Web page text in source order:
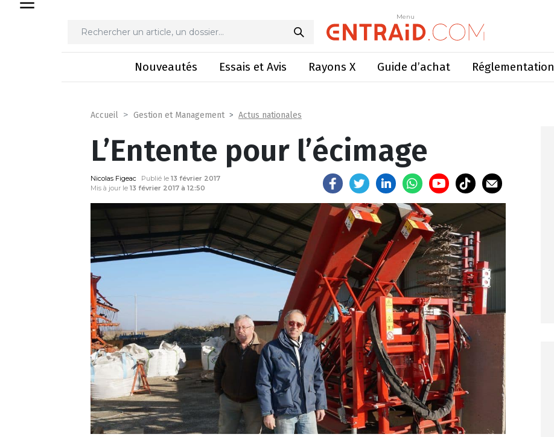
Menu
Nouveautés Essais et Avis Rayons X Guide d’achat Réglementation
Menu
Accueil Gestion et Management Actus nationales
L’Entente pour l’écimage
Nicolas Figeac Publié le 13 février 2017
Mis à jour le 13 février 2017 à 12:50